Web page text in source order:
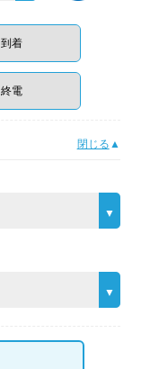
到着
終電
閉じる